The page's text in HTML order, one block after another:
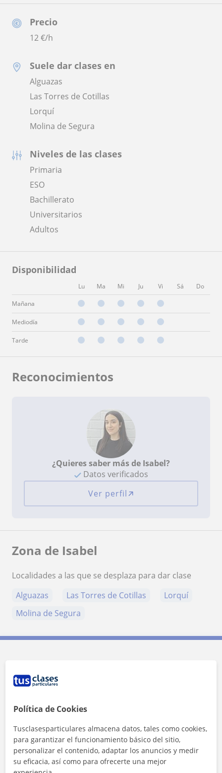
Precio
12€/h
Suele dar clases en
Alguazas
Las Torres de Cotillas
Lorquí
Molina de Segura
Niveles de las clases
Primaria
ESO
Bachillerato
Universitarios
Adultos
Disponibilidad
Lu Ma Mi Ju Vi Sá Do
Mañana
Mediodía
Tarde
Reconocimientos
¿Quieres saber más de Isabel?
Datos verificados
Ver perfil
Zona de Isabel
Localidades a las que se desplaza para dar clase
Alguazas
Las Torres de Cotillas
Lorquí
Molina de Segura
Política de Cookies
Tusclasesparticulares almacena datos, tales como cookies,
para garantizar el funcionamiento básico del sitio,
personalizar el contenido, adaptar los anuncios y medir
su eficacia, así como para ofrecerte una mejor